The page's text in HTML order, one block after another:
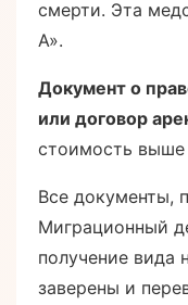
смерти. Эта
А».
Документ о
или договор
стоимость
Все документы,
Миграционный
получение вида
заверены и